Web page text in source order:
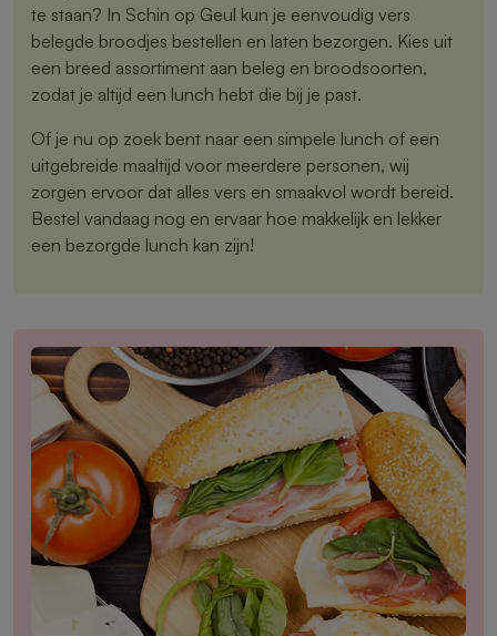
te staan? In Schin op Geul kun je eenvoudig vers
belegde broodjes bestellen en laten bezorgen. Kies uit
een breed assortiment aan beleg en broodsoorten,
zodat je altijd een lunch hebt die bij je past.
Of je nu op zoek bent naar een simpele lunch of een
uitgebreide maaltijd voor meerdere personen, wij
zorgen ervoor dat alles vers en smaakvol wordt bereid.
Bestel vandaag nog en ervaar hoe makkelijk en lekker
een bezorgde lunch kan zijn!